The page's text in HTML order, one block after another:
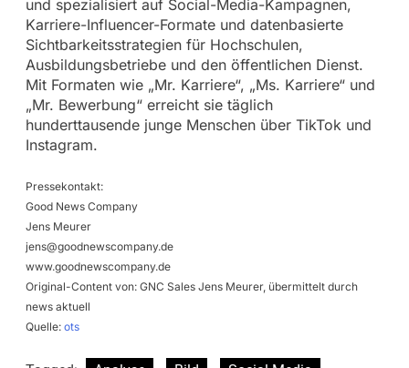
und spezialisiert auf Social-Media-Kampagnen,
Karriere-Influencer-Formate und datenbasierte
Sichtbarkeitsstrategien für Hochschulen,
Ausbildungsbetriebe und den öffentlichen Dienst.
Mit Formaten wie „Mr. Karriere“, „Ms. Karriere“ und
„Mr. Bewerbung“ erreicht sie täglich
hunderttausende junge Menschen über TikTok und
Instagram.
Pressekontakt:
Good News Company
Jens Meurer
jens@goodnewscompany.de
www.goodnewscompany.de
Original-Content von: GNC Sales Jens Meurer, übermittelt durch
news aktuell
Quelle: ots